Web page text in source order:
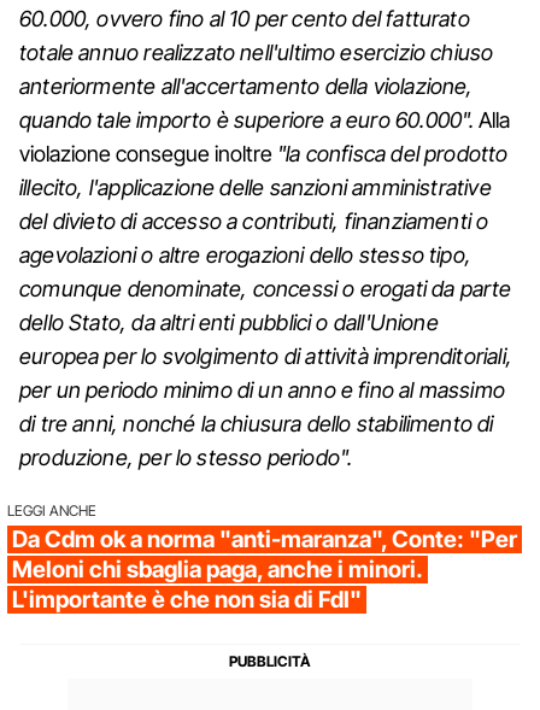
60.000, ovvero fino al 10 per cento del fatturato
totale annuo realizzato nell'ultimo esercizio chiuso
anteriormente all'accertamento della violazione,
quando tale importo è superiore a euro 60.000". Alla
violazione consegue inoltre "la confisca del prodotto
illecito, l'applicazione delle sanzioni amministrative
del divieto di accesso a contributi, finanziamenti o
agevolazioni o altre erogazioni dello stesso tipo,
comunque denominate, concessi o erogati da parte
dello Stato, da altri enti pubblici o dall'Unione
europea per lo svolgimento di attività imprenditoriali,
per un periodo minimo di un anno e fino al massimo
di tre anni, nonché la chiusura dello stabilimento di
produzione, per lo stesso periodo".
LEGGI ANCHE
Da Cdm ok a norma "anti-maranza", Conte: "Per
Meloni chi sbaglia paga, anche i minori.
L'importante è che non sia di FdI"